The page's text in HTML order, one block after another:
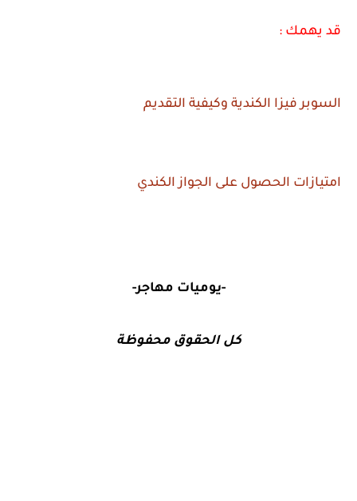
قد يهمك :
السوبر فيزا الكندية وكيفية التقديم
امتيازات الحصول على الجواز الكندي
-يوميات مهاجر-
كل الحقوق محفوظة